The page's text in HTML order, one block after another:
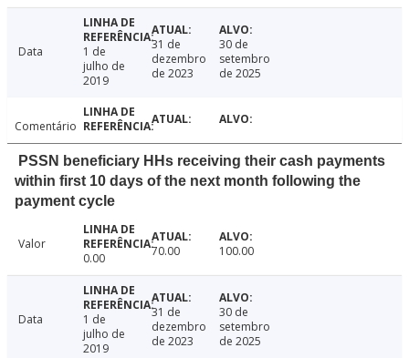
Data
1 de
julho de
2019
31 de
dezembro
de 2023
30 de
setembro
de 2025
Comentário
PSSN beneficiary HHs receiving their cash payments
within first 10 days of the next month following the
payment cycle
Valor
0.00
70.00 100.00
Data
1 de
julho de
2019
31 de
dezembro
de 2023
30 de
setembro
de 2025